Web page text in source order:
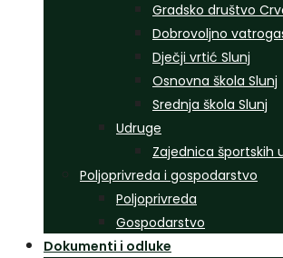
Gradsko društvo
Dobrovoljno
Dječji vrtić Slunj
Osnovna škola Slunj
Srednja škola Slunj
Udruge
Zajednica športskih
Poljoprivreda i gospodarstvo
Poljoprivreda
Gospodarstvo
Dokumenti i odluke